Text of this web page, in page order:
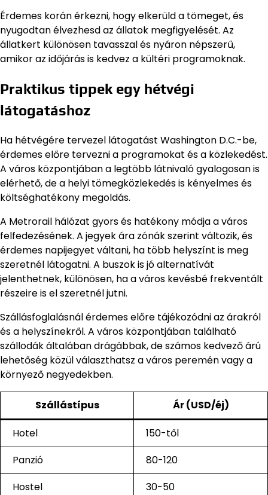
Érdemes korán érkezni, hogy elkerüld a tömeget, és
nyugodtan élvezhesd az állatok megfigyelését. Az
állatkert különösen tavasszal és nyáron népszerű,
amikor az időjárás is kedvez a kültéri programoknak.
Praktikus tippek egy hétvégi
látogatáshoz
Ha hétvégére tervezel látogatást Washington D.C.-be,
érdemes előre tervezni a programokat és a közlekedést.
A város központjában a legtöbb látnivaló gyalogosan is
elérhető, de a helyi tömegközlekedés is kényelmes és
költséghatékony megoldás.
A Metrorail hálózat gyors és hatékony módja a város
felfedezésének. A jegyek ára zónák szerint változik, és
érdemes napijegyet váltani, ha több helyszínt is meg
szeretnél látogatni. A buszok is jó alternatívát
jelenthetnek, különösen, ha a város kevésbé frekventált
részeire is el szeretnél jutni.
Szállásfoglalásnál érdemes előre tájékozódni az árakról
és a helyszínekről. A város központjában található
szállodák általában drágábbak, de számos kedvező árú
lehetőség közül választhatsz a város peremén vagy a
környező negyedekben.
Szállástípus Ár (USD/éj)
Hotel
150-től
Panzió
80-120
Hostel
30-50